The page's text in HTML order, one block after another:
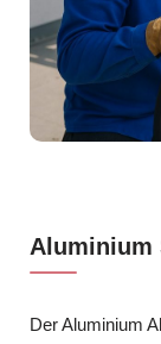
Aluminium
Der Aluminium